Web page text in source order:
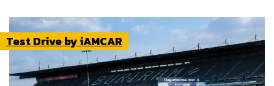
Test Drive by iAMCAR